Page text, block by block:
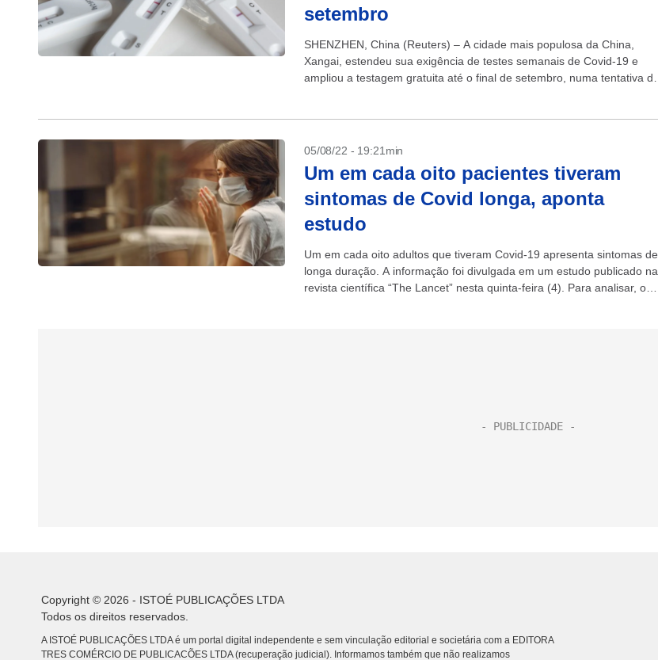
setembro
SHENZHEN, China (Reuters) – A cidade mais populosa da China,
Xangai, estendeu sua exigência de testes semanais de Covid-19 e
ampliou a testagem gratuita até o final de setembro, numa tentativa de
05/08/22 - 19:21min
Um em cada oito pacientes tiveram
sintomas de Covid longa, aponta
estudo
Um em cada oito adultos que tiveram Covid-19 apresenta sintomas de
longa duração. A informação foi divulgada em um estudo publicado na
revista científica “The Lancet” nesta quinta-feira (4). Para analisar, o
Copyright © 2026 - ISTOÉ PUBLICAÇÕES LTDA
Todos os direitos reservados.
A ISTOÉ PUBLICAÇÕES LTDA é um portal digital independente e sem vinculação editorial e societária com a EDITORA
TRES COMÉRCIO DE PUBLICACÕES LTDA (recuperação judicial). Informamos também que não realizamos